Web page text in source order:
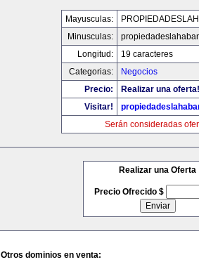
Mayusculas:
Minusculas:
Longitud:
19 caracteres
Categorias:
Negocios
Precio:
Realizar una oferta!
Visitar!
Serán consideradas
Realizar una Oferta
Precio Ofrecido $
Otros dominios en venta: